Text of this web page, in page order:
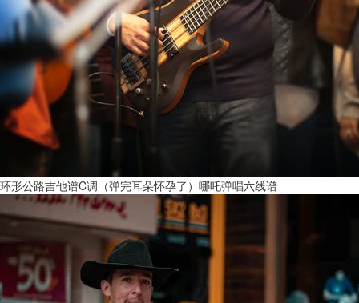
环形公路吉他谱C调（弹完耳朵怀孕了）哪吒弹唱六线谱